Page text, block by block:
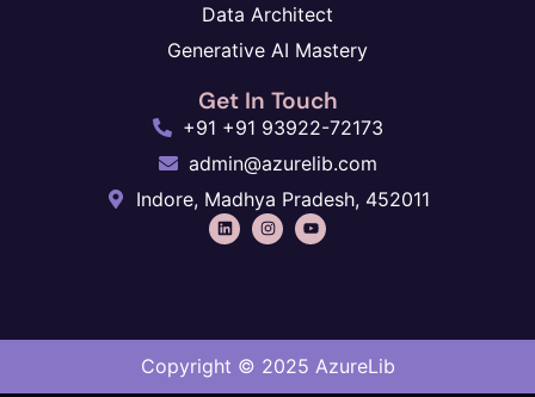
Data Architect
Generative AI Mastery
Get In Touch
+91 +91 93922-72173
admin@azurelib.com
Indore, Madhya Pradesh, 452011
Copyright © 2025 AzureLib